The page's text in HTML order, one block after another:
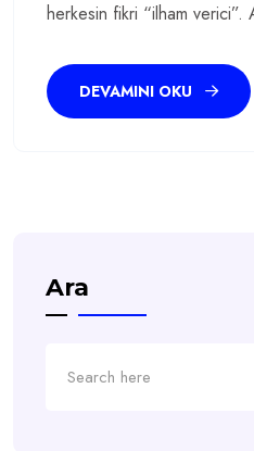
herkesin fikri “ilham verici”.
DEVAMINI OKU
Ara